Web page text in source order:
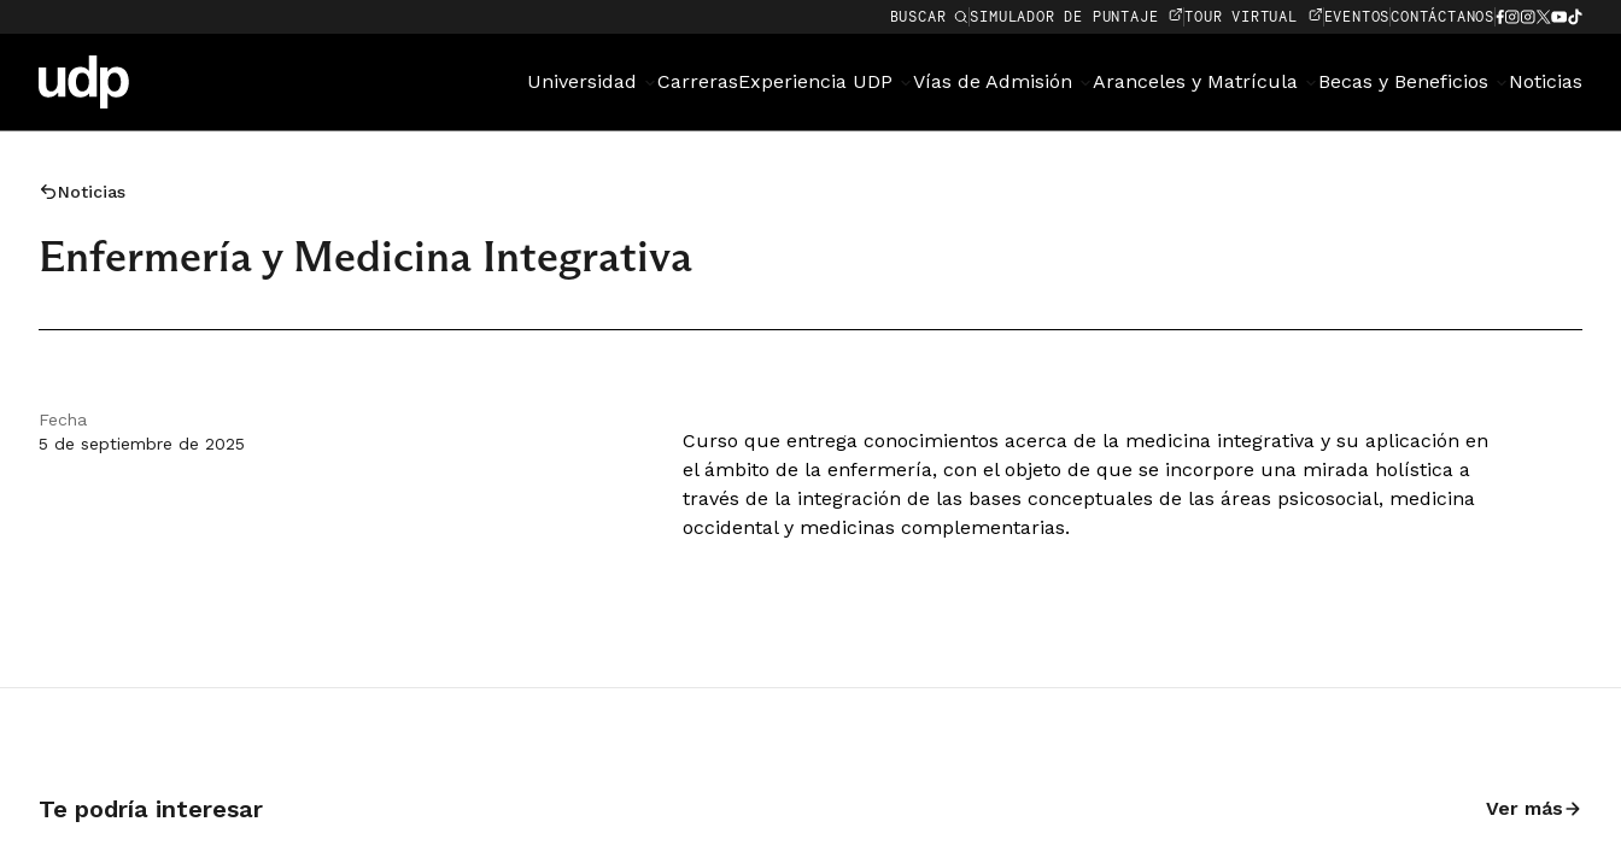
BUSCAR SIMULADOR DE PUNTAJE TOUR VIRTUAL EVENTOSCONTÁCTANOS
Universidad CarrerasExperiencia UDP Vías de Admisión Aranceles y Matrícula Becas y Beneficios Noticias
Noticias
Enfermería y Medicina Integrativa
Fecha
5 de septiembre de 2025
Curso que entrega conocimientos acerca de la medicina integrativa y su aplicación en
el ámbito de la enfermería, con el objeto de que se incorpore una mirada holística a
través de la integración de las bases conceptuales de las áreas psicosocial, medicina
occidental y medicinas complementarias.
Te podría interesar Ver más